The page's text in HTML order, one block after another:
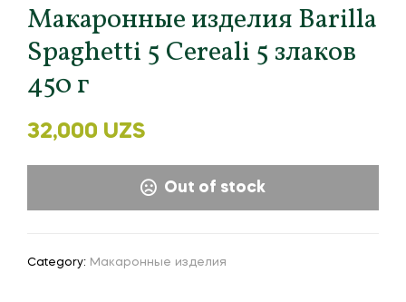
Макаронные изделия Barilla
Spaghetti 5 Cereali 5 злаков
450 г
32,000 UZS
Out of stock
Category: Макаронные изделия